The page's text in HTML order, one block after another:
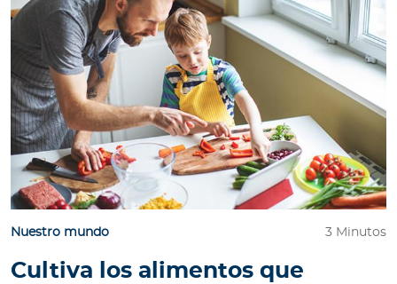
Nuestro mundo 3 Minutos
Cultiva los alimentos que